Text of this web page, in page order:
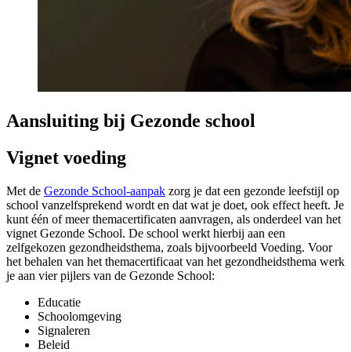
Aansluiting bij Gezonde school
Vignet voeding
Met de Gezonde School-aanpak zorg je dat een gezonde leefstijl op
school vanzelfsprekend wordt en dat wat je doet, ook effect heeft. Je
kunt één of meer themacertificaten aanvragen, als onderdeel van het
vignet Gezonde School. De school werkt hierbij aan een
zelfgekozen gezondheidsthema, zoals bijvoorbeeld Voeding. Voor
het behalen van het themacertificaat van het gezondheidsthema werk
je aan vier pijlers van de Gezonde School:
Educatie
Schoolomgeving
Signaleren
Beleid